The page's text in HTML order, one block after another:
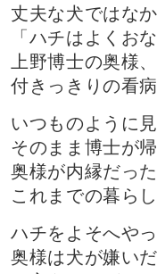
丈夫な犬ではな
「ハチはよくお
上野博士の奥様
付きっきりの看
いつものように
そのまま博士が
奥様が内縁だっ
これまでの暮ら
ハチをよそへや
奥様は犬が嫌い